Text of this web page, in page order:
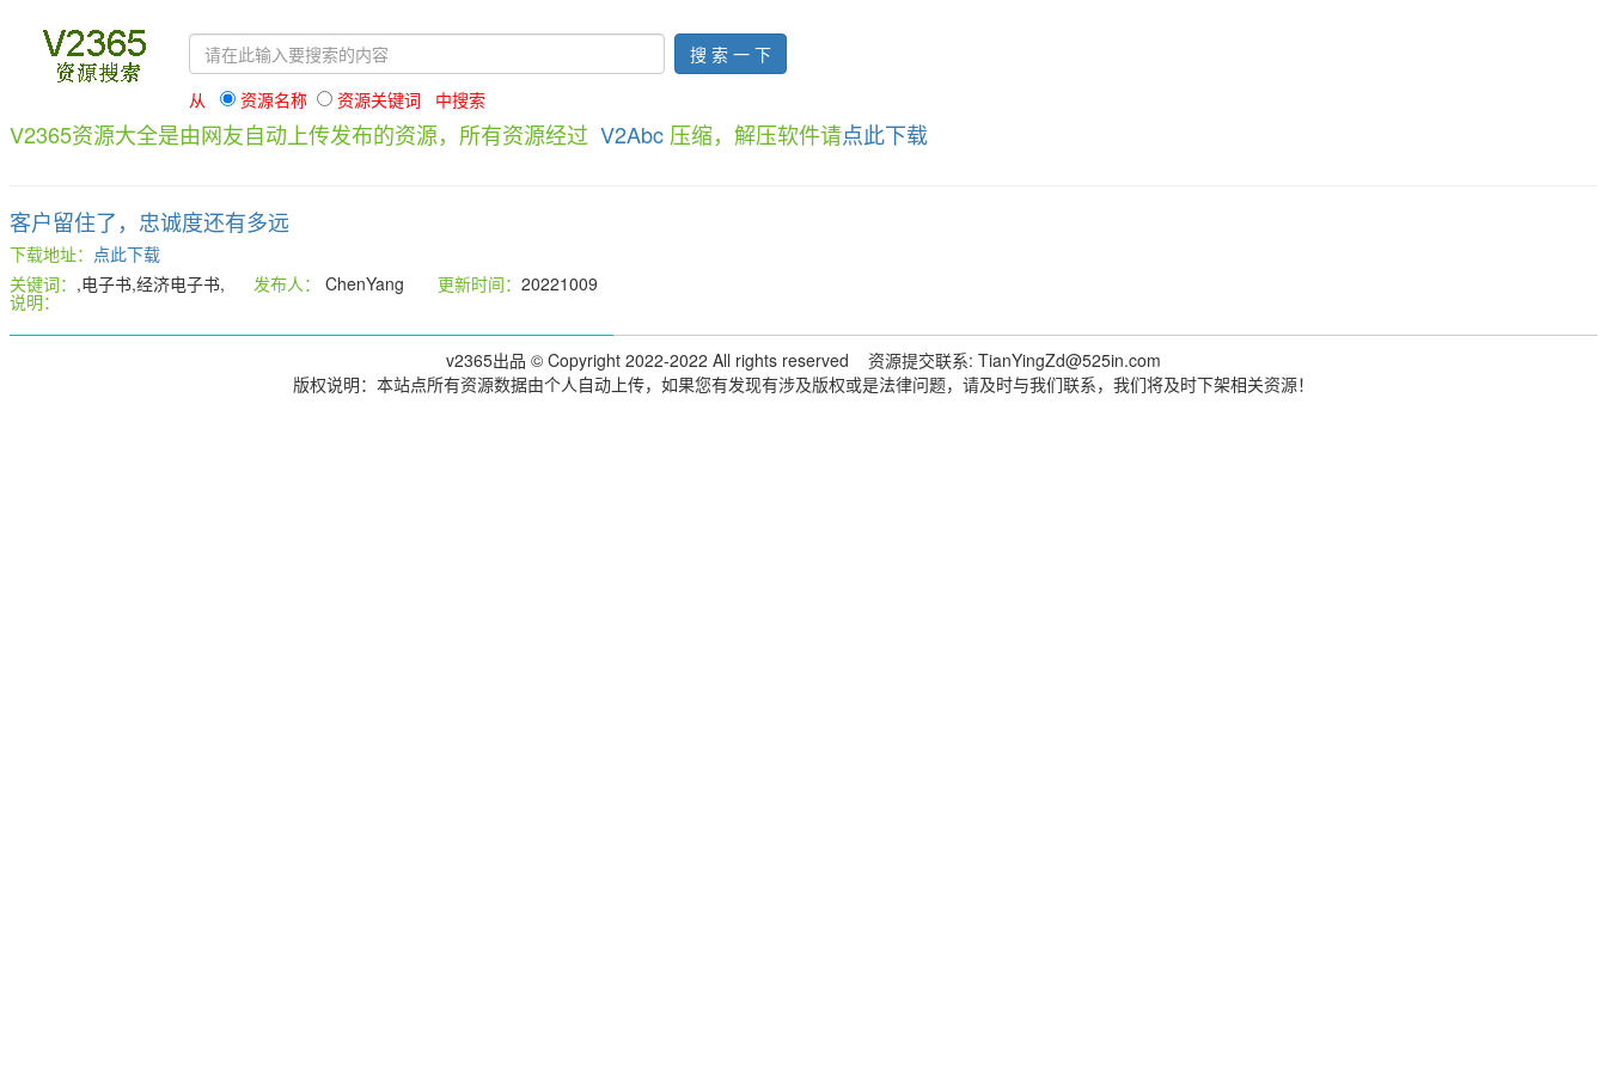
搜 索 一 下
从
资源名称 资源关键词 中搜索
V2365资源大全是由网友自动上传发布的资源，所有资源经过 V2Abc 压缩，解压软件请点此下载
客户留住了，忠诚度还有多远
下载地址： 点此下载
关键词： ,电子书,经济电子书, 发布人： ChenYang 更新时间： 20221009
说明：
v2365出品 © Copyright 2022-2022 All rights reserved 资源提交联系: TianYingZd@525in.com
版权说明：本站点所有资源数据由个人自动上传，如果您有发现有涉及版权或是法律问题，请及时与我们联系，我们将及时下架相关资源！